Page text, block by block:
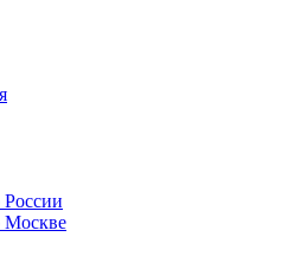
России
Москве